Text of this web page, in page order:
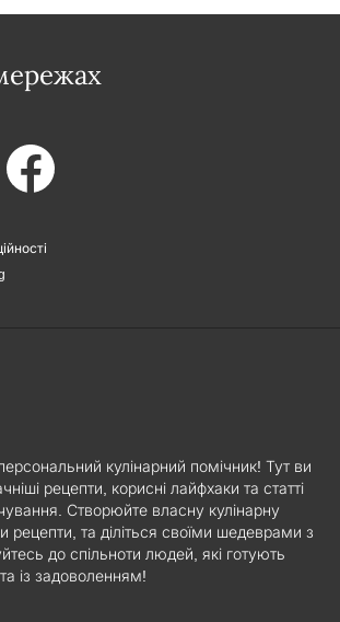
кулінарний помічник! Тут ви
рецепти, корисні лайфхаки та статті
Створюйте власну кулінарну
рецепти, та діліться своїми шедеврами з
до спільноти людей, які готують
із задоволенням!